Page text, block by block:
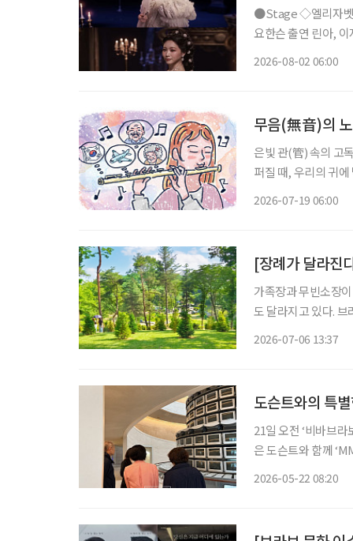
●Stage ◇엘리자벳 일정 8월 16일 ~ 11월 15일 장소 블루스퀘어 우리은행홀 연출 로버트
요한슨 출연 린아, 이
2026-08-02 06:00
무음(無音)의
은빛 관(管) 속의 고
퍼질 때, 우리의 귀
2026-07-19 06:00
[장례가 달라진
가족장과 무빈소장
도 달라지고 있다.
2026-07-06 13:37
도슨트와의 특
21일 오전 ‘비바브
은 도슨트와 함께
2026-05-22 08:20